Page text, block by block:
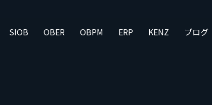
SIOB OBER OBPM ERP KENZ ブログ